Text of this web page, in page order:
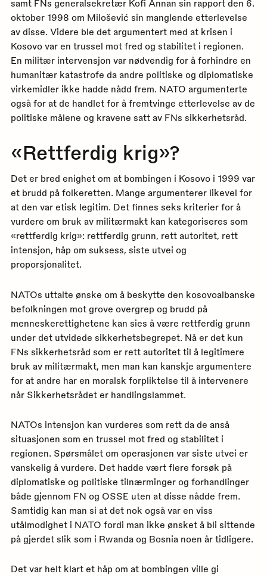
samt FNs generalsekretær Kofi Annan sin rapport den 6.
oktober 1998 om Milošević sin manglende etterlevelse
av disse. Videre ble det argumentert med at krisen i
Kosovo var en trussel mot fred og stabilitet i regionen.
En militær intervensjon var nødvendig for å forhindre en
humanitær katastrofe da andre politiske og diplomatiske
virkemidler ikke hadde nådd frem. NATO argumenterte
også for at de handlet for å fremtvinge etterlevelse av de
politiske målene og kravene satt av FNs sikkerhetsråd.
«Rettferdig krig»?
Det er bred enighet om at bombingen i Kosovo i 1999 var
et brudd på folkeretten. Mange argumenterer likevel for
at den var etisk legitim. Det finnes seks kriterier for å
vurdere om bruk av militærmakt kan kategoriseres som
«rettferdig krig»: rettferdig grunn, rett autoritet, rett
intensjon, håp om suksess, siste utvei og
proporsjonalitet.
NATOs uttalte ønske om å beskytte den kosovoalbanske
befolkningen mot grove overgrep og brudd på
menneskerettighetene kan sies å være rettferdig grunn
under det utvidede sikkerhetsbegrepet. Nå er det kun
FNs sikkerhetsråd som er rett autoritet til å legitimere
bruk av militærmakt, men man kan kanskje argumentere
for at andre har en moralsk forpliktelse til å intervenere
når Sikkerhetsrådet er handlingslammet.
NATOs intensjon kan vurderes som rett da de anså
situasjonen som en trussel mot fred og stabilitet i
regionen. Spørsmålet om operasjonen var siste utvei er
vanskelig å vurdere. Det hadde vært flere forsøk på
diplomatiske og politiske tilnærminger og forhandlinger
både gjennom FN og OSSE uten at disse nådde frem.
Samtidig kan man si at det nok også var en viss
utålmodighet i NATO fordi man ikke ønsket å bli sittende
på gjerdet slik som i Rwanda og Bosnia noen år tidligere.
Det var helt klart et håp om at bombingen ville gi